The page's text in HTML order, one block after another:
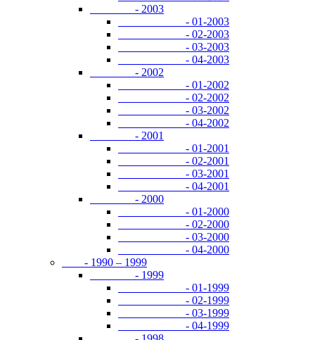
- 2003
- 01-2003
- 02-2003
- 03-2003
- 04-2003
- 2002
- 01-2002
- 02-2002
- 03-2002
- 04-2002
- 2001
- 01-2001
- 02-2001
- 03-2001
- 04-2001
- 2000
- 01-2000
- 02-2000
- 03-2000
- 04-2000
- 1990 – 1999
- 1999
- 01-1999
- 02-1999
- 03-1999
- 04-1999